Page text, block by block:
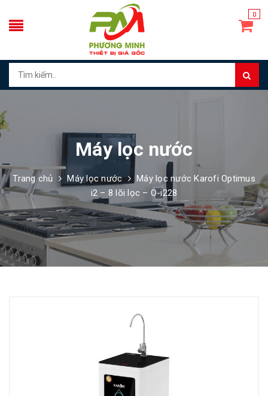
0
Máy lọc nước
Trang chủ Máy lọc nước
Máy lọc nước Karofi Optimus
i2 – 8 lõi lọc – O-i228